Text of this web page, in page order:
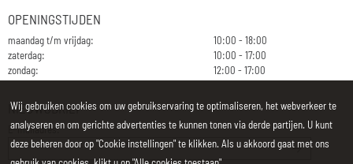
OPENINGSTIJDEN
maandag t/m vrijdag:
10:00 - 18:00
zaterdag:
10:00 - 17:00
zondag:
12:00 - 17:00
NIEUWSBRIEF
E-mailadres:
Wij gebruiken cookies om uw gebruikservaring te optimaliseren, het webverkeer te
analyseren en om gerichte advertenties te kunnen tonen via derde partijen. U kunt
deze beheren door op "Cookie instellingen" te klikken. Als u akkoord gaat met ons